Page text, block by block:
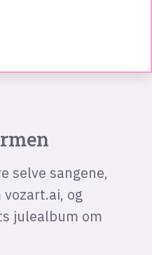
selve sangene,
og
julealbum om